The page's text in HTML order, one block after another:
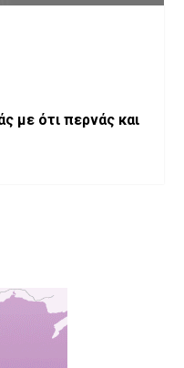
με ότι περνάς και